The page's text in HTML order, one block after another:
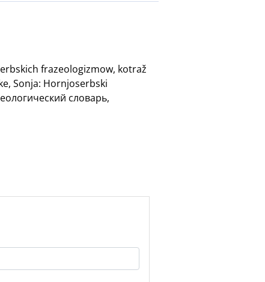
frazeologizmow, kotraž
Sonja: Hornjoserbski
словарь,